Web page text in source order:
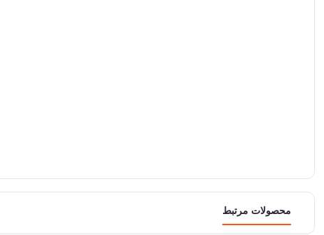
محصولات مرتبط